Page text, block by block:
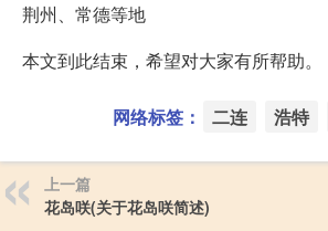
荆州、常德等地
本文到此结束，希望对大家有所帮助。
网络标签： 二连 浩特
上一篇
花岛咲(关于花岛咲简述)